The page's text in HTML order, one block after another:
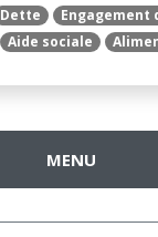
Dette Engagement
Aide sociale
MENU